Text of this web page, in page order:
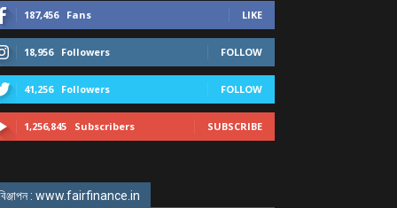
187,456 Fans LIKE
18,956 Followers FOLLOW
41,256 Followers FOLLOW
1,256,845 Subscribers SUBSCRIBE
: www.fairfinance.in